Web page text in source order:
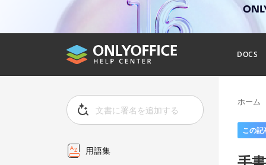
DOCS
用語集
ホーム
この